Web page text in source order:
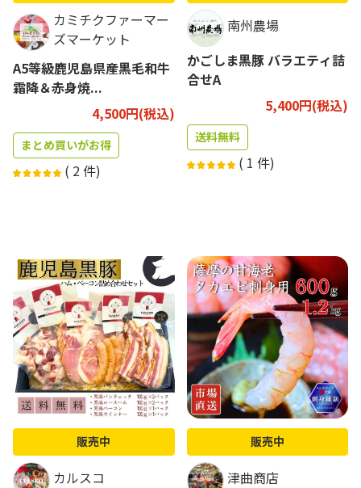
カミチクファーマー
ズマーケット
A5等級鹿児島県産黒毛和牛
霜降＆赤身焼...
4,500円(税込)
まとめ買いがお得
( 2件)
南州農場
かごしま黒豚 バラエティ詰
合せA
5,400円(税込)
送料無料
( 1 件)
販売中
カルスコ
販売中
津曲商店